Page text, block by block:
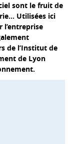
sont le fruit de
Utilisées ici
l’entreprise
de l’Institut de
de Lyon